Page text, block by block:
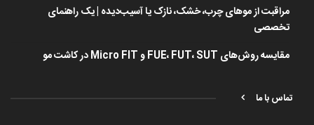
مراقبت از موهای چرب، خشک، نازک یا آسیب‌دیده | یک راهنمای
تخصصی
مقایسه روش‌های FUE، FUT، SUT و Micro FIT در کاشت مو
تماس با ما